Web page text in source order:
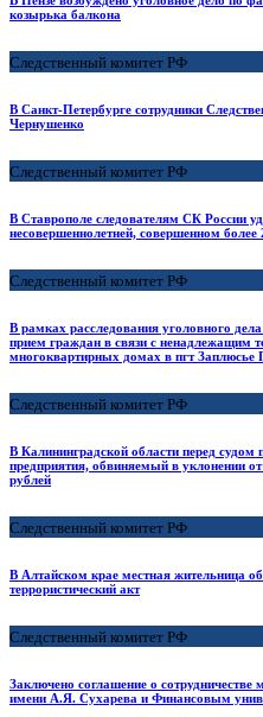
козырька балкона
Следственный комитет РФ
В Санкт-Петербурге сотрудники
Чернушенко
Следственный комитет РФ
В Ставрополе следователям СК России
несовершеннолетней, совершенном более
Следственный комитет РФ
В рамках расследования уголовного
прием граждан в связи с
многоквартирных домах в пгт Заплюсье
Следственный комитет РФ
В Калининградской области перед судом
предприятия, обвиняемый в уклонении
рублей
Следственный комитет РФ
В Алтайском крае местная жительница
террористический акт
Следственный комитет РФ
Заключено соглашение о
имени А.Я. Сухарева и Финансовым